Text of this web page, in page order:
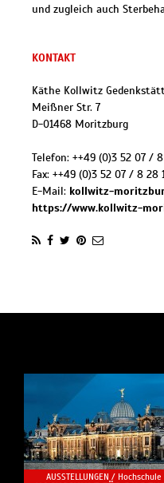
und zugleich auch
KONTAKT
Käthe Kollwitz
Meißner Str. 7
D-01468 Moritzburg
Telefon: ++49 (0)3 52 07 /
Fax: ++49 (0)3 52 07 / 8 28
E-Mail: kollwitz-
https://www.kollwitz-
AUSSTELLUNGEN / Hochschule